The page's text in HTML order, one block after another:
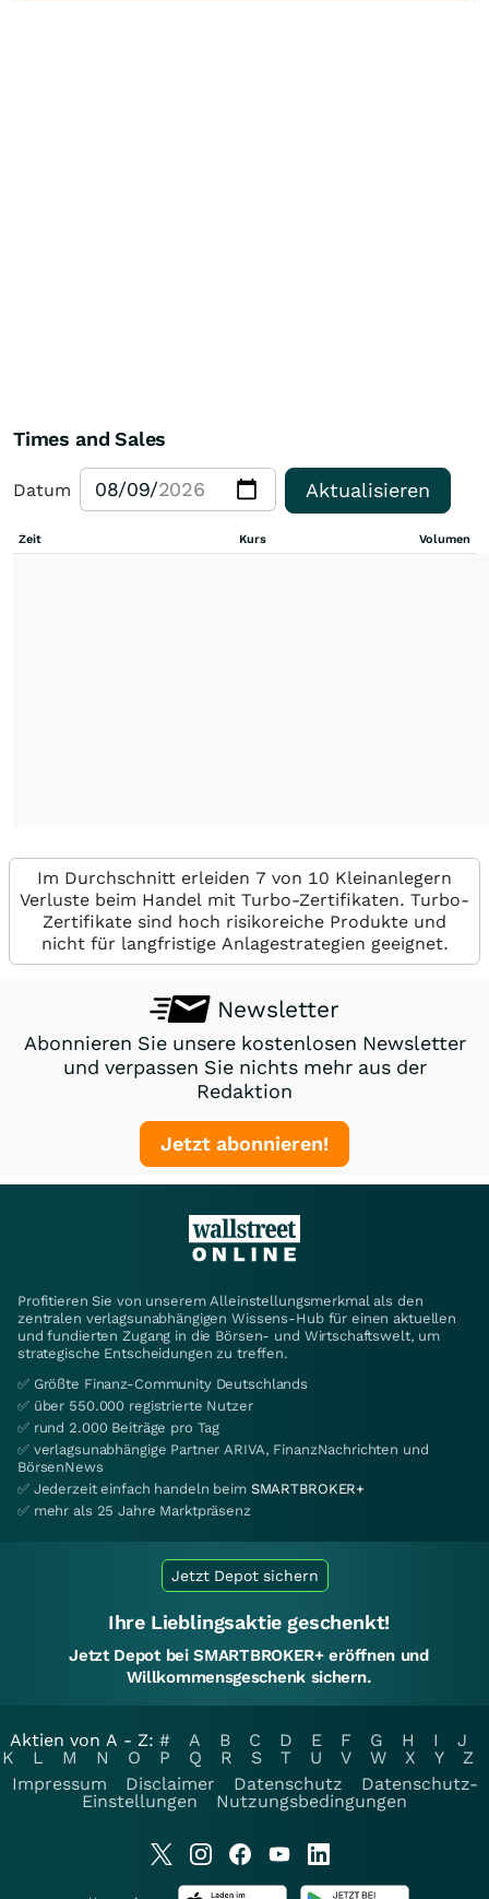
Times and Sales
Datum Aktualisieren
Zeit Kurs Volumen
Im Durchschnitt erleiden 7 von 10 Kleinanlegern
Verluste beim Handel mit Turbo-Zertifikaten. Turbo-
Zertifikate sind hoch risikoreiche Produkte und
nicht für langfristige Anlagestrategien geeignet.
Newsletter
Abonnieren Sie unsere kostenlosen Newsletter
und verpassen Sie nichts mehr aus der
Redaktion
Jetzt abonnieren!
Profitieren Sie von unserem Alleinstellungsmerkmal als den
zentralen verlagsunabhängigen Wissens-Hub für einen aktuellen
und fundierten Zugang in die Börsen- und Wirtschaftswelt, um
strategische Entscheidungen zu treffen.
✅ Größte Finanz-Community Deutschlands
✅ über 550.000 registrierte Nutzer
✅ rund 2.000 Beiträge pro Tag
✅ verlagsunabhängige Partner ARIVA, FinanzNachrichten und
BörsenNews
✅ Jederzeit einfach handeln beim SMARTBROKER+
✅ mehr als 25 Jahre Marktpräsenz
Jetzt Depot sichern
Ihre Lieblingsaktie geschenkt!
Jetzt Depot bei SMARTBROKER+ eröffnen und
Willkommensgeschenk sichern.
Aktien von A - Z: # A B C D E F G H I
J
K
L M N O P Q R S T U V W X Y
Z
Impressum
Disclaimer Datenschutz
Datenschutz-
Einstellungen
Nutzungsbedingungen